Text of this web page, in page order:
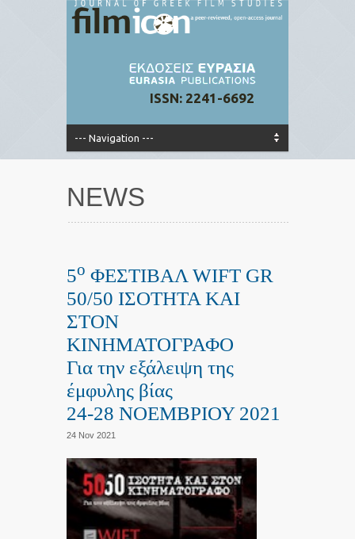
ISSN: 2241-6692
NEWS
5ο ΦΕΣΤΙΒΑΛ WIFT GR
50/50 ΙΣΟΤΗΤΑ ΚΑΙ
ΣΤΟΝ
ΚΙΝΗΜΑΤΟΓΡΑΦΟ
Για την εξάλειψη της
έμφυλης βίας
24-28 ΝΟΕΜΒΡΙΟΥ 2021
24 Nov 2021